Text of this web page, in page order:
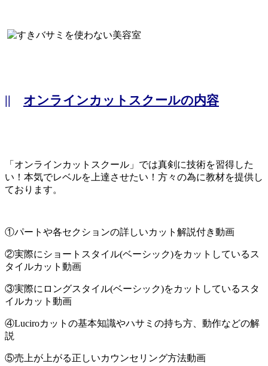
|| オンラインカットスクールの内容
「オンラインカットスクール」では真剣に技術を習得した
い！本気でレベルを上達させたい！方々の為に教材を提供し
ております。
①パートや各セクションの詳しいカット解説付き動画
②実際にショートスタイル(ベーシック)をカットしているス
タイルカット動画
③実際にロングスタイル(ベーシック)をカットしているスタ
イルカット動画
④Luciroカットの基本知識やハサミの持ち方、動作などの解
説
⑤売上が上がる正しいカウンセリング方法動画